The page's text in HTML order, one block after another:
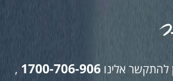
להתקשר אלינו 1700-706-906
,